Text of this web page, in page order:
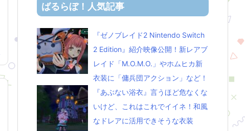
ばるらぼ！人気記事
『ゼノブレイド2 Nintendo Switch
2 Edition』紹介映像公開！新レアブ
レイド「M.O.M.O.」やホムヒカ新
衣装に「傭兵団アクション」など！
『あぶない浴衣』言うほど危なくな
いけど、これはこれでイイネ！和風
なドレアに活用できそうな衣装